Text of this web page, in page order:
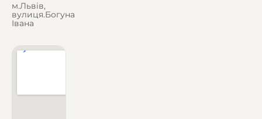
м.Львів,
вулиця.Богуна
Івана